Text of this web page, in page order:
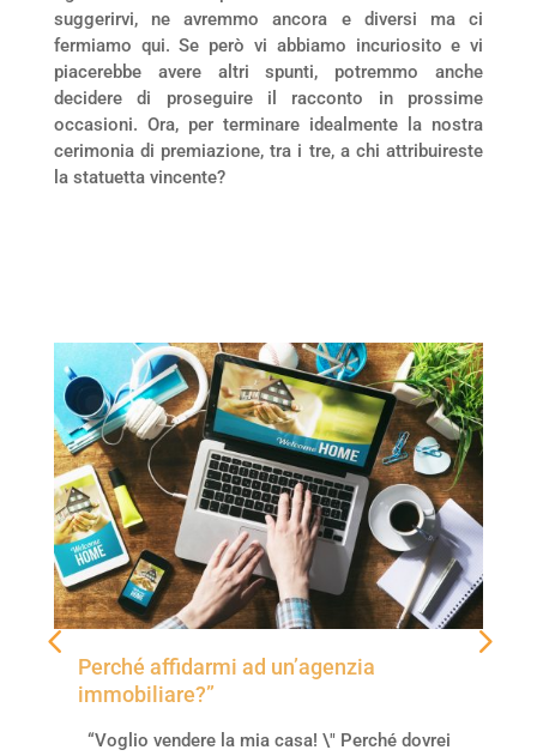
suggerirvi, ne avremmo ancora e diversi ma ci
fermiamo qui. Se però vi abbiamo incuriosito e vi
piacerebbe avere altri spunti, potremmo anche
decidere di proseguire il racconto in prossime
occasioni. Ora, per terminare idealmente la nostra
cerimonia di premiazione, tra i tre, a chi attribuireste
la statuetta vincente?
Perché affidarmi ad un’agenzia
immobiliare?”
“Voglio vendere la mia casa! \" Perché dovrei